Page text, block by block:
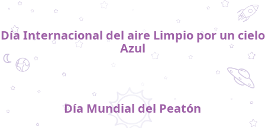
Día Internacional del aire Limpio por un cielo
Azul
Día Mundial del Peatón